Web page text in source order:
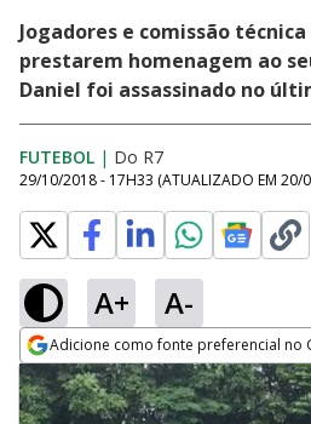
Jogadores e comissão
prestarem homenagem ao
Daniel foi assassinado no
FUTEBOL | Do R7
29/10/2018 - 17H33 (ATUALIZADO EM 20/
A+ A-
Adicione como fonte preferencial no
Opens in new window